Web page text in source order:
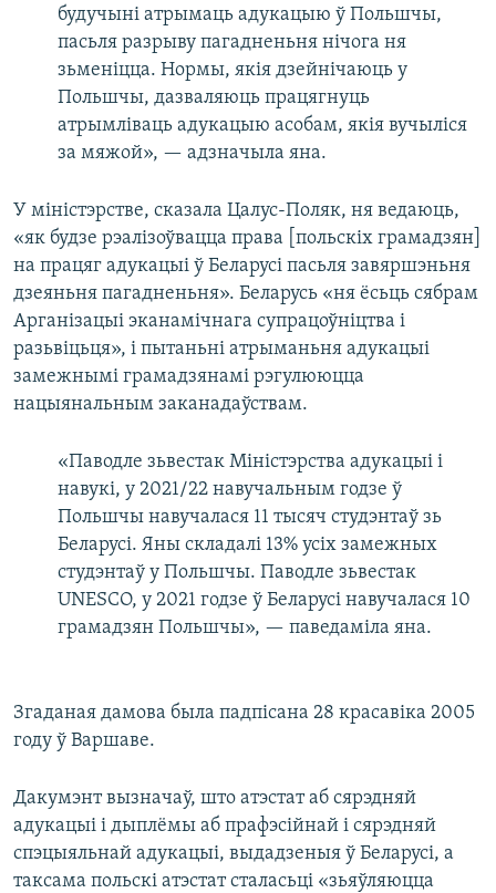
будучыні атрымаць адукацыю ў Польшчы,
пасьля разрыву пагадненьня нічога ня
зьменіцца. Нормы, якія дзейнічаюць у
Польшчы, дазваляюць працягнуць
атрымліваць адукацыю асобам, якія вучыліся
за мяжой», — адзначыла яна.
У міністэрстве, сказала Цалус-Поляк, ня ведаюць,
«як будзе рэалізоўвацца права [польскіх грамадзян]
на працяг адукацыі ў Беларусі пасьля завяршэньня
дзеяньня пагадненьня». Беларусь «ня ёсьць сябрам
Арганізацыі эканамічнага супрацоўніцтва і
разьвіцьця», і пытаньні атрыманьня адукацыі
замежнымі грамадзянамі рэгулююцца
нацыянальным заканадаўствам.
«Паводле зьвестак Міністэрства адукацыі і
навукі, у 2021/22 навучальным годзе ў
Польшчы навучалася 11 тысяч студэнтаў зь
Беларусі. Яны складалі 13% усіх замежных
студэнтаў у Польшчы. Паводле зьвестак
UNESCO, у 2021 годзе ў Беларусі навучалася 10
грамадзян Польшчы», — паведаміла яна.
Згаданая дамова была падпісана 28 красавіка 2005
году ў Варшаве.
Дакумэнт вызначаў, што атэстат аб сярэдняй
адукацыі і дыплёмы аб прафэсійнай і сярэдняй
спэцыяльнай адукацыі, выдадзеныя ў Беларусі, а
таксама польскі атэстат сталасьці «зьяўляюцца